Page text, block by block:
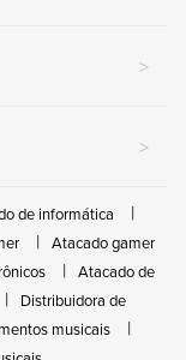
>
>
de informática
Atacado gamer
Atacado de
Distribuidora de
musicais